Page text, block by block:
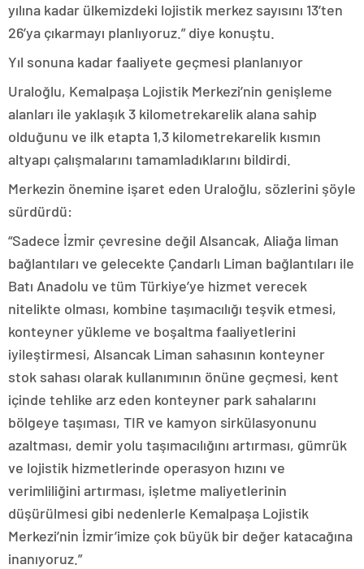
yılına kadar ülkemizdeki lojistik merkez sayısını 13’ten
26’ya çıkarmayı planlıyoruz.” diye konuştu.
Yıl sonuna kadar faaliyete geçmesi planlanıyor
Uraloğlu, Kemalpaşa Lojistik Merkezi’nin genişleme
alanları ile yaklaşık 3 kilometrekarelik alana sahip
olduğunu ve ilk etapta 1,3 kilometrekarelik kısmın
altyapı çalışmalarını tamamladıklarını bildirdi.
Merkezin önemine işaret eden Uraloğlu, sözlerini şöyle
sürdürdü:
“Sadece İzmir çevresine değil Alsancak, Aliağa liman
bağlantıları ve gelecekte Çandarlı Liman bağlantıları ile
Batı Anadolu ve tüm Türkiye’ye hizmet verecek
nitelikte olması, kombine taşımacılığı teşvik etmesi,
konteyner yükleme ve boşaltma faaliyetlerini
iyileştirmesi, Alsancak Liman sahasının konteyner
stok sahası olarak kullanımının önüne geçmesi, kent
içinde tehlike arz eden konteyner park sahalarını
bölgeye taşıması, TIR ve kamyon sirkülasyonunu
azaltması, demir yolu taşımacılığını artırması, gümrük
ve lojistik hizmetlerinde operasyon hızını ve
verimliliğini artırması, işletme maliyetlerinin
düşürülmesi gibi nedenlerle Kemalpaşa Lojistik
Merkezi’nin İzmir’imize çok büyük bir değer katacağına
inanıyoruz.”